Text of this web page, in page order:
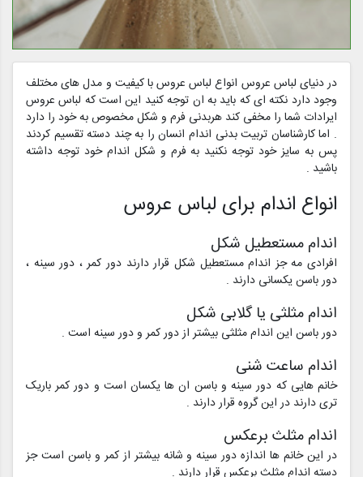
در دنیای لباس عروس انواع لباس عروس با کیفیت و مدل های مختلف
وجود دارد نکته ای که باید به ان توجه کنید این است که لباس عروس
ایرادات شما را مخفی کند هربدنی فرم و شکل مخصوص به خود را دارد
. اما کارشناسان تربیت بدنی اندام انسان را به چند دسته تقسیم کردند
پس به سایز خود توجه نکنید به فرم و شکل اندام خود توجه داشته
باشید .
انواع اندام برای لباس عروس
اندام مستعطیل شکل
افرادی مه جز اندام مستعطیل شکل قرار دارند دور کمر ، دور سینه ،
دور باسن یکسانی دارند .
اندام مثلثی یا گلابی شکل
دور باسن این اندام مثلثی بیشتر از دور کمر و دور سینه است .
اندام ساعت شنی
خانم هایی که دور سینه و باسن ان ها یکسان است و دور کمر باریک
تری دارند در این گروه قرار دارند .
اندام مثلث برعکس
در این خانم ها اندازه دور سینه و شانه بیشتر از کمر و باسن است جز
دسته اندام مثلث برعکس قرار دارند .